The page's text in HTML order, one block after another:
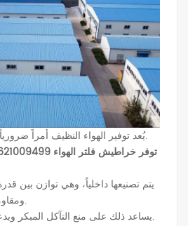
يُعد توفير الهواء النظيف أمراً ضرورياً لضمان موثوقية الضاغط.
يتم تصنيعها داخلياً، وهي توازن بين
ومقاومة منخفضة لتدفق الهواء.
يساعد ذلك على منع التآكل المبكر ويدعم ضغط النظام المستقر.